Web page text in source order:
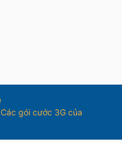
Các gói cước 3G của